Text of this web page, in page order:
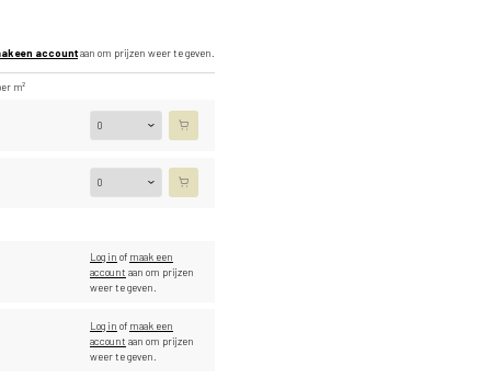
een accountaan om prijzen weer te geven.
m²
Log in of maak een
account aan om prijzen
weer te geven.
Log in of maak een
account aan om prijzen
weer te geven.